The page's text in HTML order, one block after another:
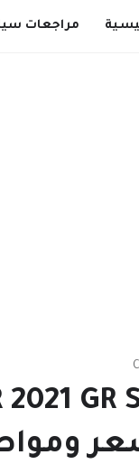
مراجعات